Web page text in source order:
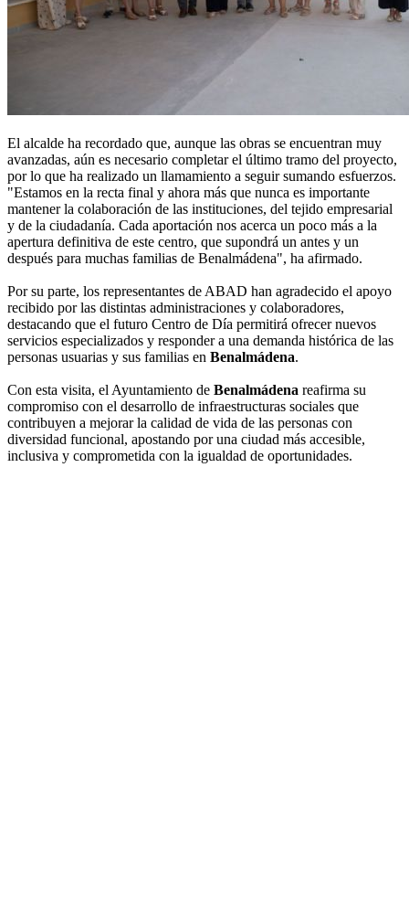
El alcalde ha recordado que, aunque las obras se encuentran muy
avanzadas, aún es necesario completar el último tramo del proyecto,
por lo que ha realizado un llamamiento a seguir sumando esfuerzos.
"Estamos en la recta final y ahora más que nunca es importante
mantener la colaboración de las instituciones, del tejido empresarial
y de la ciudadanía. Cada aportación nos acerca un poco más a la
apertura definitiva de este centro, que supondrá un antes y un
después para muchas familias de Benalmádena", ha afirmado.
Por su parte, los representantes de ABAD han agradecido el apoyo
recibido por las distintas administraciones y colaboradores,
destacando que el futuro Centro de Día permitirá ofrecer nuevos
servicios especializados y responder a una demanda histórica de las
personas usuarias y sus familias en Benalmádena.
Con esta visita, el Ayuntamiento de Benalmádena reafirma su
compromiso con el desarrollo de infraestructuras sociales que
contribuyen a mejorar la calidad de vida de las personas con
diversidad funcional, apostando por una ciudad más accesible,
inclusiva y comprometida con la igualdad de oportunidades.